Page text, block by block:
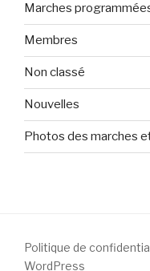
Marches
Membres
Non classé
Nouvelles
Photos des marches
Politique de
WordPress